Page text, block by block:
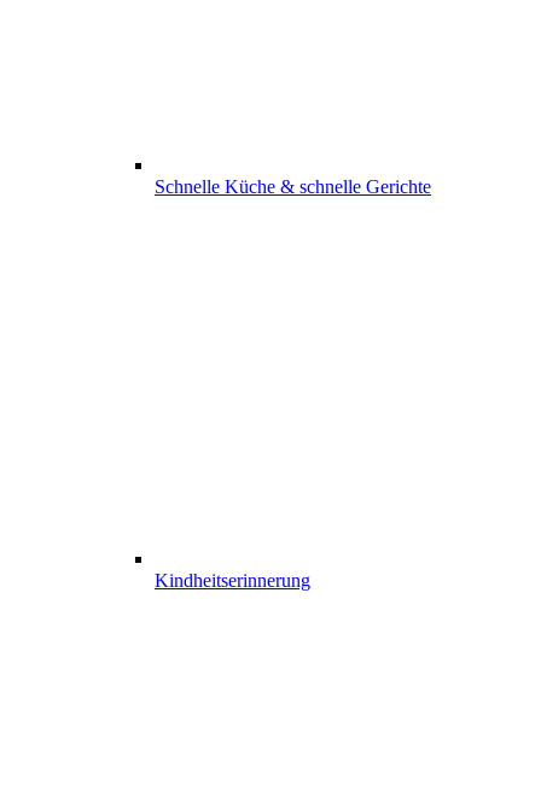
Schnelle Küche & schnelle Gerichte
Kindheits­erinnerung